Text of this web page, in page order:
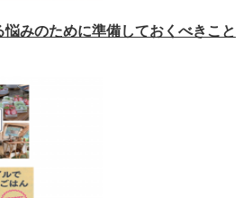
みのために準備しておくべきこと